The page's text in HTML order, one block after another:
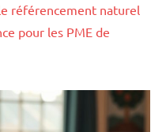
référencement naturel
pour les PME de